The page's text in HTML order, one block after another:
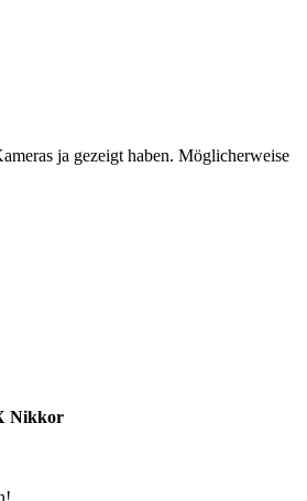
ja gezeigt haben. Möglicherweise
Nikkor